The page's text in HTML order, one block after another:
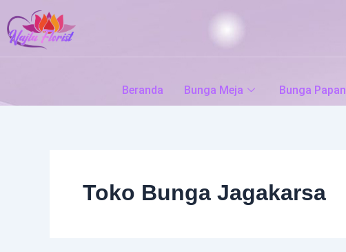
to
content
Beranda Bunga Meja Bunga Papan
Toko Bunga Jagakarsa